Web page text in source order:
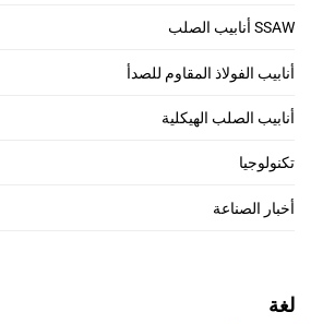
SSAW أنابيب الصلب
أنابيب الفولاذ المقاوم للصدأ
أنابيب الصلب الهيكلية
تكنولوجيا
أخبار الصناعة
لغة